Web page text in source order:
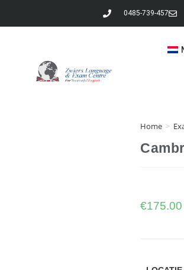
0485-739-457
Home >
€175.00